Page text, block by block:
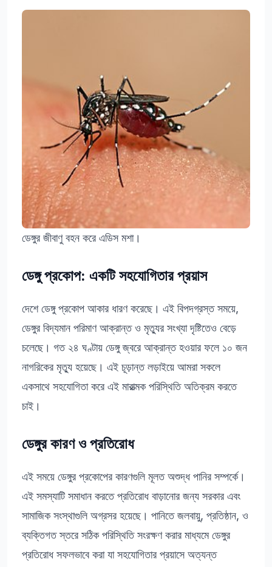
ডেঙ্গুর জীবাণু বহন করে এডিস মশা।
ডেঙ্গু প্রকোপ: একটি সহযোগিতার প্রয়াস
দেশে ডেঙ্গু প্রকোপ আকার ধারণ করেছে। এই বিপদগ্রস্ত সময়ে,
ডেঙ্গুর বিদ্যমান পরিমাণ আক্রান্ত ও মৃত্যুর সংখ্যা দৃষ্টিতেও বেড়ে
চলেছে। গত ২৪ ঘণ্টায় ডেঙ্গু জ্বরে আক্রান্ত হওয়ার ফলে ১০ জন
নাগরিকের মৃত্যু হয়েছে। এই চূড়ান্ত লড়াইয়ে আমরা সকলে
একসাথে সহযোগিতা করে এই মারাত্মক পরিস্থিতি অতিক্রম করতে
চাই।
ডেঙ্গুর কারণ ও প্রতিরোধ
এই সময়ে ডেঙ্গুর প্রকোপের কারণগুলি মূলত অশুদ্ধ পানির সম্পর্কে।
এই সমস্যাটি সমাধান করতে প্রতিরোধ বাড়ানোর জন্য সরকার এবং
সামাজিক সংস্থাগুলি অগ্রসর হয়েছে। পানিতে জলবায়ু, প্রতিষ্ঠান, ও
ব্যক্তিগত স্তরে সঠিক পরিস্থিতি সংরক্ষণ করার মাধ্যমে ডেঙ্গুর
প্রতিরোধ সফলভাবে করা যা সহযোগিতার প্রয়াসে অত্যন্ত